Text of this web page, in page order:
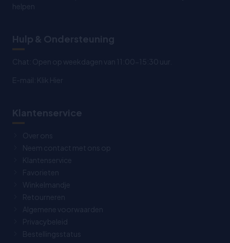
helpen
Hulp & Ondersteuning
Chat: Open op weekdagen van 11:00-15:30 uur.
E-mail: Klik Hier
Klantenservice
Over ons
Neem contact met ons op
Klantenservice
Favorieten
Winkelmandje
Retourneren
Algemene voorwaarden
Privacybeleid
Bestellingsstatus